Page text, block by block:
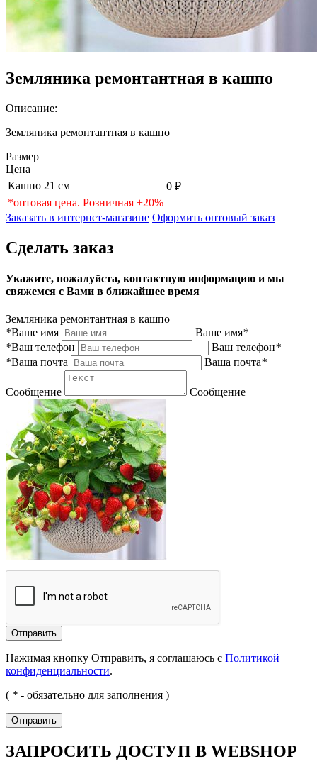
Земляника ремонтантная в кашпо
Описание:
Земляника ремонтантная в кашпо
Размер
Цена
Кашпо 21 см
0 ₽
*оптовая цена. Розничная +20%
Заказать в интернет-магазине Оформить оптовый заказ
Сделать заказ
Укажите, пожалуйста, контактную информацию и мы
свяжемся с Вами в ближайшее время
Земляника ремонтантная в кашпо
*Ваше имя Ваше имя*
*Ваш телефон Ваш телефон*
*Ваша почта Ваша почта*
Сообщение Сообщение
Отправить
Нажимая кнопку Отправить, я соглашаюсь с Политикой
конфиденциальности.
( * - обязательно для заполнения )
Отправить
ЗАПРОСИТЬ ДОСТУП В WEBSHOP